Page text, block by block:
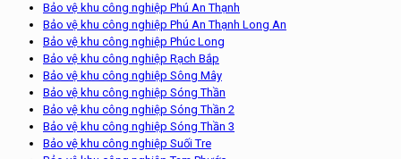
Bảo vệ khu công nghiệp Phú An Thạnh
Bảo vệ khu công nghiệp Phú An Thạnh Long An
Bảo vệ khu công nghiệp Phúc Long
Bảo vệ khu công nghiệp Rạch Bắp
Bảo vệ khu công nghiệp Sông Mây
Bảo vệ khu công nghiệp Sóng Thần
Bảo vệ khu công nghiệp Sóng Thần 2
Bảo vệ khu công nghiệp Sóng Thần 3
Bảo vệ khu công nghiệp Suối Tre